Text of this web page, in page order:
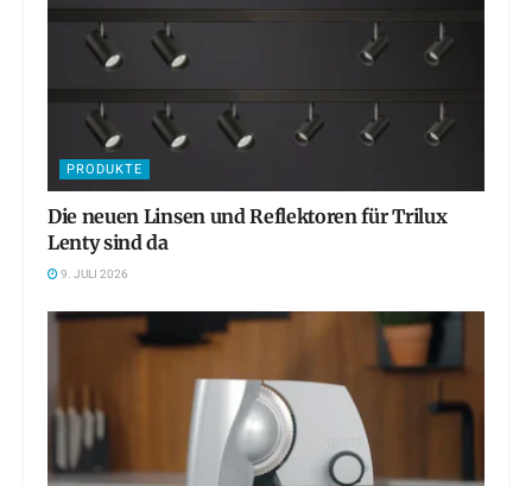
PRODUKTE
Die neuen Linsen und Reflektoren für Trilux
Lenty sind da
9. JULI 2026